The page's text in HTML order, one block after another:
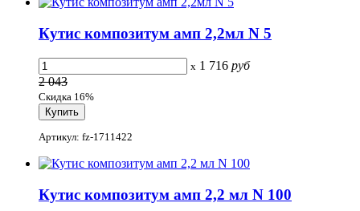
Кутис композитум амп 2,2мл N 5
x 1 716 руб
2 043
Скидка 16%
Артикул: fz-1711422
Кутис композитум амп 2,2 мл N 100